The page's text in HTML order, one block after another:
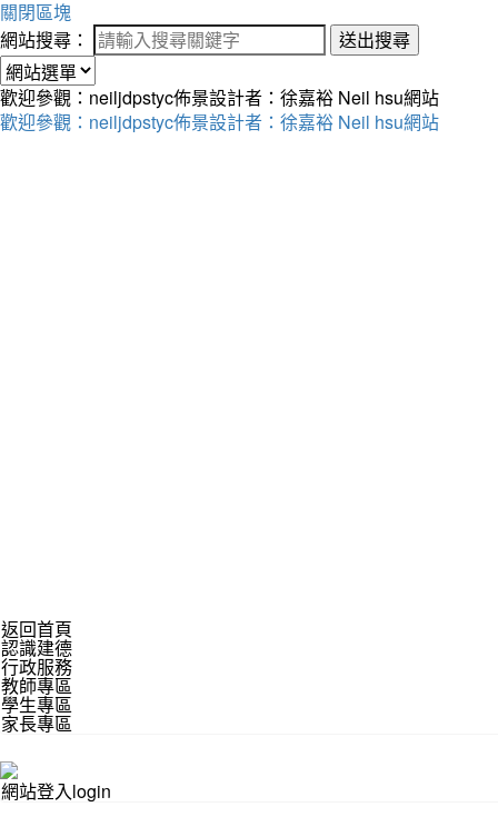
關閉區塊
網站搜尋：
送出搜尋
歡迎參觀：neiljdpstyc佈景設計者：徐嘉裕 Neil hsu網站
歡迎參觀：neiljdpstyc佈景設計者：徐嘉裕 Neil hsu網站
返回首頁
認識建德
行政服務
教師專區
學生專區
家長專區
網站登入login